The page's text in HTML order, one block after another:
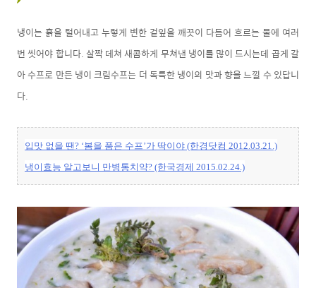
냉이는 흙을 털어내고 누렇게 변한 겉잎을 깨끗이 다듬어 흐르는 물에 여러
번 씻어야 합니다. 살짝 데쳐 새콤하게 무쳐낸 냉이를 많이 드시는데 곱게 갈
아 수프로 만든 냉이 크림수프는 더 독특한 냉이의 맛과 향을 느낄 수 있답니
다.
입맛 없을 땐? ‘봄을 품은 수프’가 딱이야 (한경닷컴 2012.03.21.)
냉이효능 알고보니 만병통치약? (한국경제 2015.02.24.)